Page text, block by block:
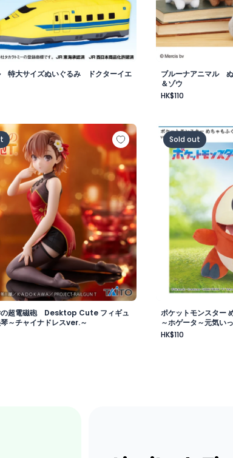
特大サイズぬいぐるみ ドクターイエ
ブルーナアニマル
＆ゾウ
HK$110
ラの超電磁砲 Desktop Cute フィギュア 御坂美琴
の超電磁砲 Desktop Cute フィギュ
～チャイナドレスver.～
ポケットモンス
Sold out
ポケットモンスター
～ホゲータ～元気い
HK$110